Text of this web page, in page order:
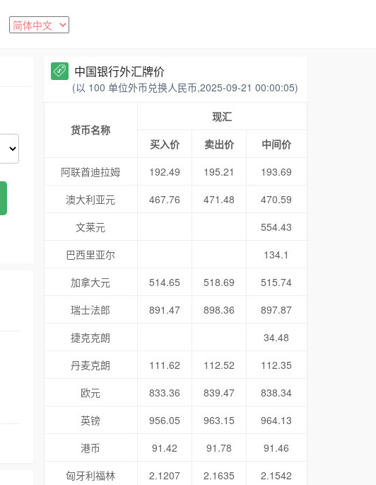
中国银行外汇牌价
(以 100 单位外币兑换人民币,2025-09-21 00:00:05)
货币名称
现汇
买入价
卖出价
中间价
阿联酋迪拉姆
192.49 195.21
193.69
澳大利亚元
467.76 471.48
470.59
文莱元
554.43
巴西里亚尔
134.1
加拿大元
514.65 518.69
515.74
瑞士法郎
891.47 898.36
897.87
捷克克朗
34.48
丹麦克朗
111.62 112.52
112.35
欧元
833.36 839.47
838.34
英镑
956.05 963.15
964.13
港币
91.42 91.78
91.46
匈牙利福林
2.1207 2.1635
2.1542